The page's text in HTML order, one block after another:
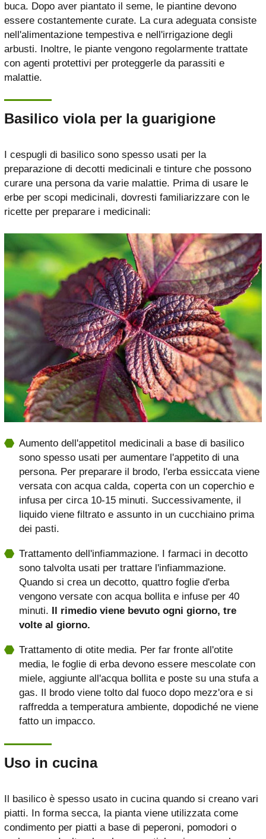
buca. Dopo aver piantato il seme, le piantine devono
essere costantemente curate. La cura adeguata consiste
nell'alimentazione tempestiva e nell'irrigazione degli
arbusti. Inoltre, le piante vengono regolarmente trattate
con agenti protettivi per proteggerle da parassiti e
malattie.
Basilico viola per la guarigione
I cespugli di basilico sono spesso usati per la
preparazione di decotti medicinali e tinture che possono
curare una persona da varie malattie. Prima di usare le
erbe per scopi medicinali, dovresti familiarizzare con le
ricette per preparare i medicinali:
Aumento dell'appetitoI medicinali a base di basilico
sono spesso usati per aumentare l'appetito di una
persona. Per preparare il brodo, l'erba essiccata viene
versata con acqua calda, coperta con un coperchio e
infusa per circa 10-15 minuti. Successivamente, il
liquido viene filtrato e assunto in un cucchiaino prima
dei pasti.
Trattamento dell'infiammazione. I farmaci in decotto
sono talvolta usati per trattare l'infiammazione.
Quando si crea un decotto, quattro foglie d'erba
vengono versate con acqua bollita e infuse per 40
minuti.
Il rimedio viene bevuto ogni giorno, tre
volte al giorno.
Trattamento di otite media. Per far fronte all'otite
media, le foglie di erba devono essere mescolate con
miele, aggiunte all'acqua bollita e poste su una stufa a
gas. Il brodo viene tolto dal fuoco dopo mezz'ora e si
raffredda a temperatura ambiente, dopodiché ne viene
fatto un impacco.
Uso in cucina
Il basilico è spesso usato in cucina quando si creano vari
piatti. In forma secca, la pianta viene utilizzata come
condimento per piatti a base di peperoni, pomodori o